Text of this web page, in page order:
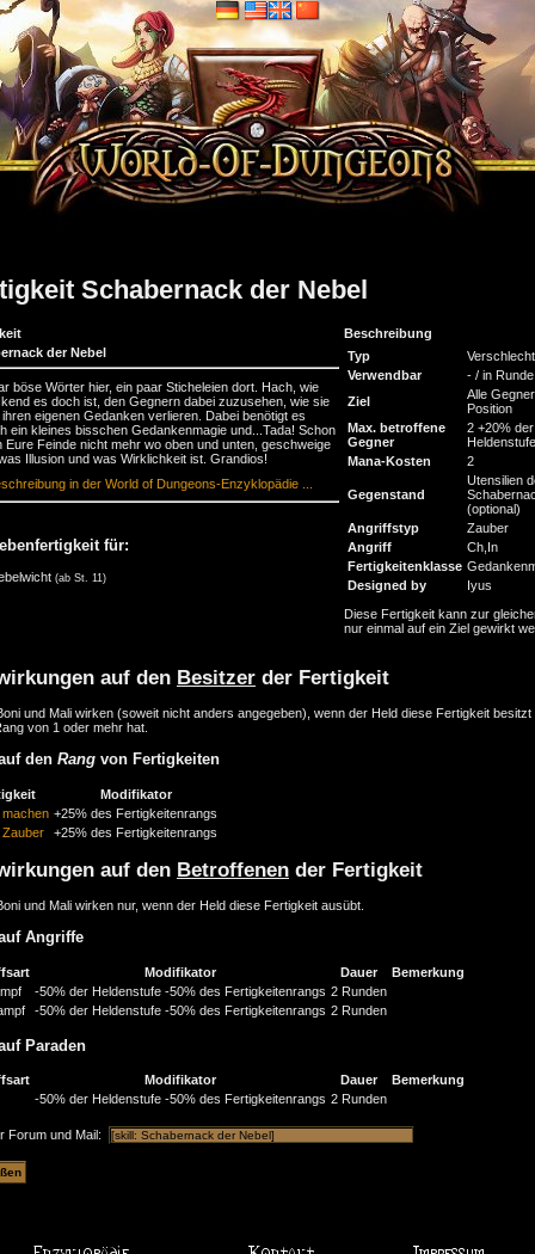
Schabernack der Nebel
Beschreibung
der Nebel
böse Wörter hier, ein paar Sticheleien dort. Hach, wie
es doch ist, den Gegnern dabei zuzusehen, wie sie
eigenen Gedanken verlieren. Dabei benötigt es
ein kleines bisschen Gedankenmagie und...Tada! Schon
Eure Feinde nicht mehr wo oben und unten, geschweige
Illusion und was Wirklichkeit ist. Grandios!
in der World of Dungeons-Enzyklopädie ...
für:
(ab St. 11)
Typ
Verwendbar
- / in Runde
Ziel
Alle
Position
Max. betroffene
Gegner
2 +20% der
Heldenstufe
Mana-Kosten
2
Gegenstand
Utensilien
(optional)
Angriffstyp
Zauber
Angriff
Ch,In
Fertigkeitenklasse
Designed by
Iyus
Diese Fertigkeit kann zur
nur einmal auf ein Ziel gewirkt
auf den Besitzer der Fertigkeit
und Mali wirken (soweit nicht anders angegeben), wenn der Held diese Fertigkeit besitzt
von 1 oder mehr hat.
den Rang von Fertigkeiten
Modifikator
+25% des Fertigkeitenrangs
+25% des Fertigkeitenrangs
auf den Betroffenen der Fertigkeit
und Mali wirken nur, wenn der Held diese Fertigkeit ausübt.
Angriffe
Modifikator Dauer
Bemerkung
-50% der Heldenstufe -50% des Fertigkeitenrangs 2 Runden
-50% der Heldenstufe -50% des Fertigkeitenrangs 2 Runden
Paraden
Modifikator Dauer
Bemerkung
-50% der Heldenstufe -50% des Fertigkeitenrangs 2 Runden
Forum und Mail: